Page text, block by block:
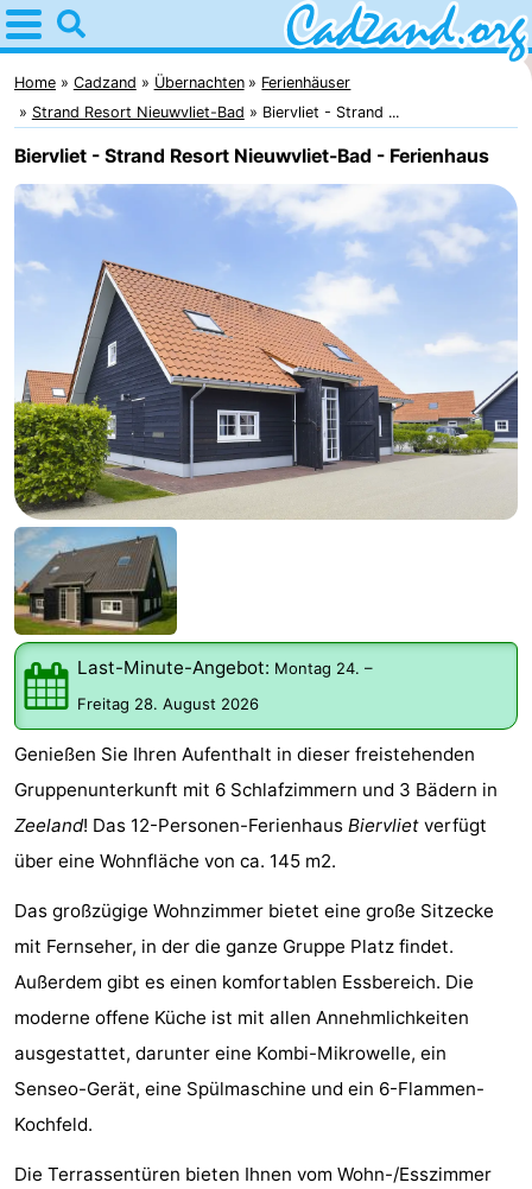
Home
Cadzand
Tipps
Für
Appartements
Campingplätze
Ferienhäuser
-
Bad
Meersee
-
Beach
Resort
Nieuwvliet-
Bad
-
De
Meulinge
-
EuroParcs
Cadzand
Hoogduin
-
Résidence
Bad
Resort
Bad
-
Strand
Resort
Nieuwvliet-
Bad
Waterdunen
-
Zonneweelde
Zwinhoeve
Hotels
Home Cadzand Übernachten
Ferienhäuser
Strand Resort Nieuwvliet-Bad
Biervliet - Strand ...
Biervliet - Strand Resort Nieuwvliet-Bad - Ferienhaus
Last-Minute-Angebot: Montag 24. –
Freitag 28. August 2026
Genießen Sie Ihren Aufenthalt in dieser freistehenden
Gruppenunterkunft mit 6 Schlafzimmern und 3 Bädern in
Zeeland! Das 12-Personen-Ferienhaus Biervliet verfügt
über eine Wohnfläche von ca. 145 m2.
Das großzügige Wohnzimmer bietet eine große Sitzecke
mit Fernseher, in der die ganze Gruppe Platz findet.
Außerdem gibt es einen komfortablen Essbereich. Die
moderne offene Küche ist mit allen Annehmlichkeiten
ausgestattet, darunter eine Kombi-Mikrowelle, ein
Senseo-Gerät, eine Spülmaschine und ein 6-Flammen-
Kochfeld.
Die Terrassentüren bieten Ihnen vom Wohn-/Esszimmer